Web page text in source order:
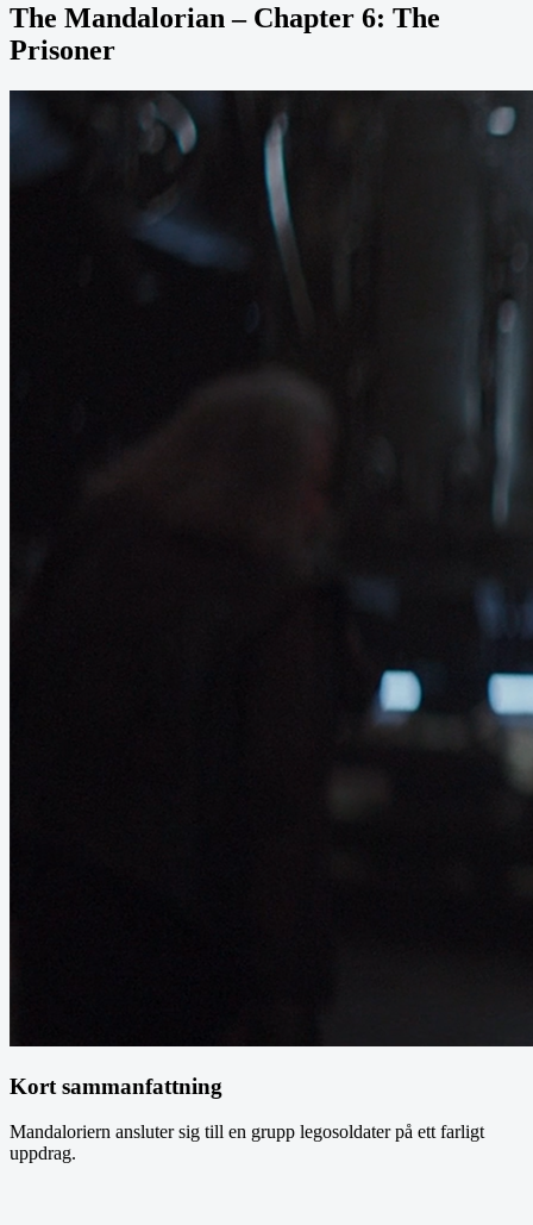
The Mandalorian – Chapter 6: The
Prisoner
Kort sammanfattning
Mandaloriern ansluter sig till en grupp legosoldater på ett farligt
uppdrag.